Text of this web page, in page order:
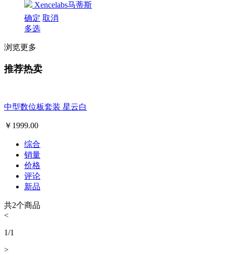
Xencelabs马蒂斯
确定 取消
多选
浏览更多
推荐热卖
中型数位板套装 星云白
￥ 1999.00
综合
销量
价格
评论
新品
共2个商品
<
1/1
>